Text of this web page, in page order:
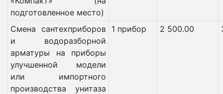
подготовленное место)
Смена сантехприборов
и водоразборной
арматуры на приборы
улучшенной модели
или импортного
производства унитаза
1 прибор 2 500.00